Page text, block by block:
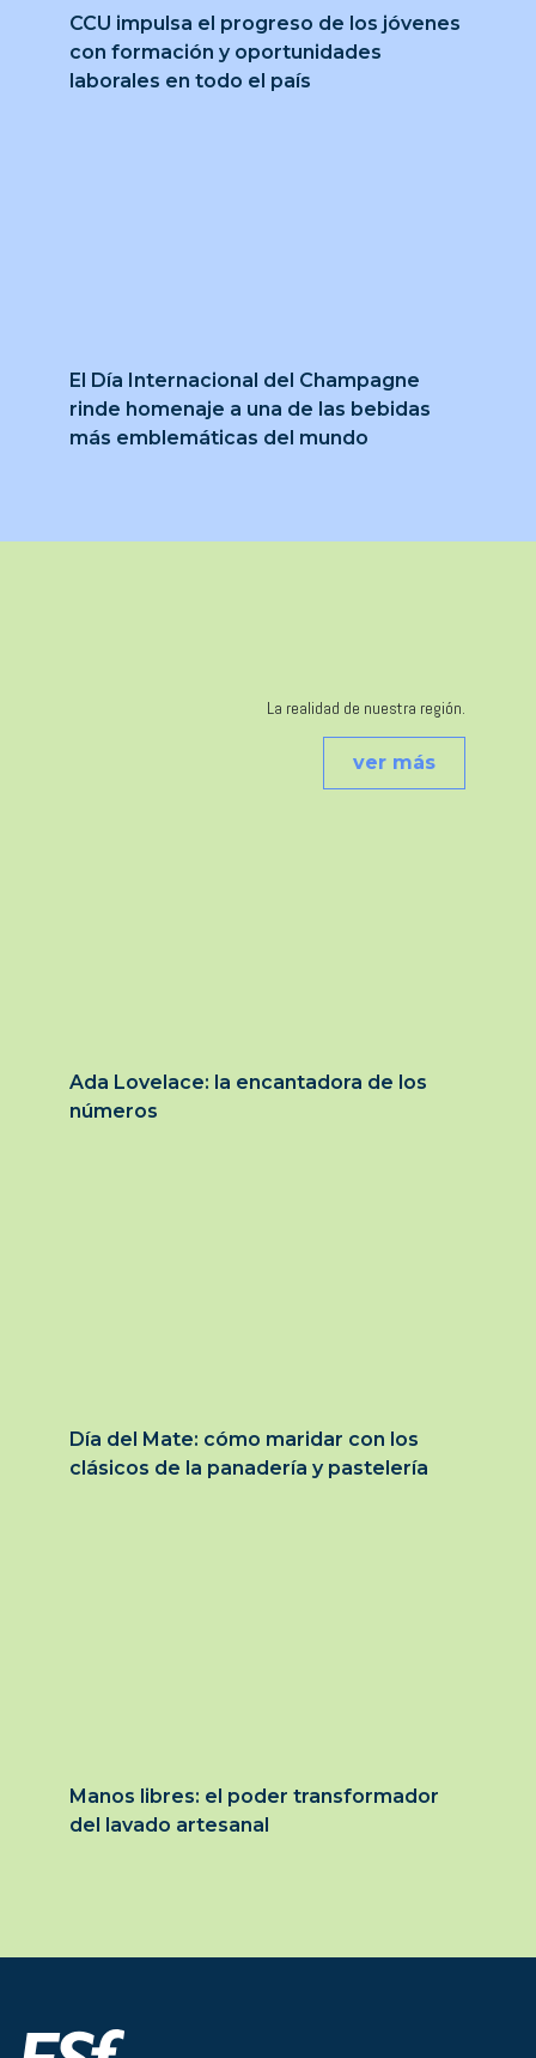
CCU impulsa el progreso de los jóvenes
con formación y oportunidades
laborales en todo el país
El Día Internacional del Champagne
rinde homenaje a una de las bebidas
más emblemáticas del mundo
La realidad de nuestra región.
ver más
Ada Lovelace: la encantadora de los
números
Día del Mate: cómo maridar con los
clásicos de la panadería y pastelería
Manos libres: el poder transformador
del lavado artesanal